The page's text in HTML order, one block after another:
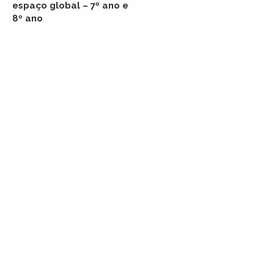
espaço global – 7º ano e
8º ano